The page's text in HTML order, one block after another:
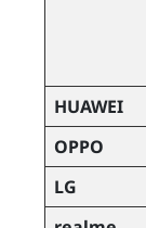
HUAWEI
OPPO
LG